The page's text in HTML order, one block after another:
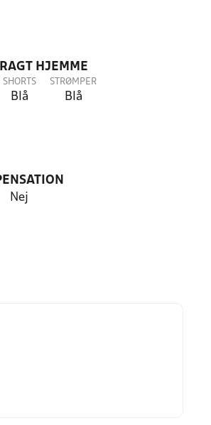
HJEMME
SHORTS
Blå
STRØMPER
Blå
Nej